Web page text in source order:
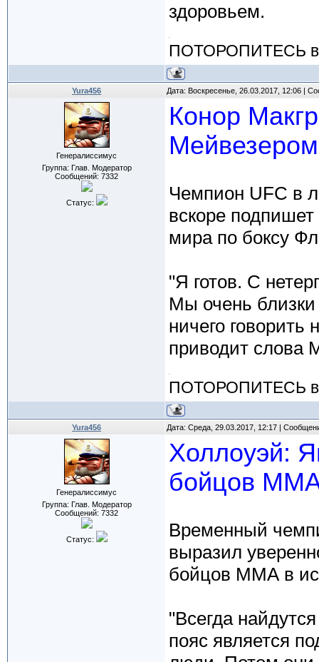
здоровьем.
ПОТОРОПИТЕСЬ
Yura456 Дата: Воскресенье, 26.03.2017, 12:06 |
Генералиссимус
Группа: Глав. Модератор
Сообщений: 7332
Статус:
Конор
Чемпион UFC в
вскоре
мира по боксу
"Я готов. С
Мы очень
ничего
приводит слова
ПОТОРОПИТЕСЬ
Yura456 Дата: Среда, 29.03.2017, 12:17 |
Генералиссимус
Группа: Глав. Модератор
Сообщений: 7332
Статус:
Холлоуэй:
бойцов
Временный
выразил
бойцов ММА в
"Всегда
пояс является